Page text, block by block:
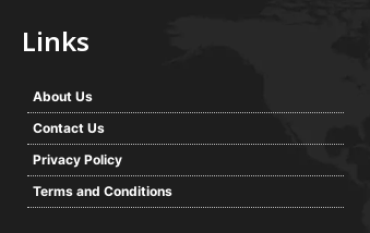
Links
About Us
Contact Us
Privacy Policy
Terms and Conditions